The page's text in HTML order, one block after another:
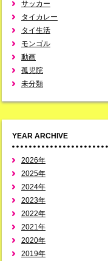
サッカー
タイカレー
タイ生活
モンゴル
動画
孤児院
未分類
YEAR ARCHIVE
2026年
2025年
2024年
2023年
2022年
2021年
2020年
2019年